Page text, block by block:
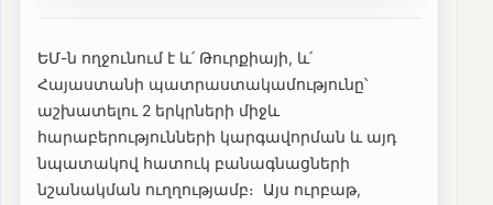
ԵՄ-ն ողջունում է և՛ Թուրքիայի, և՛
Հայաստանի պատրաստակամությունը՝
աշխատելու 2 երկրների միջև
հարաբերությունների կարգավորման և այդ
նպատակով հատուկ բանագնացների
նշանակման ուղղությամբ։ Այս ուրբաթ,